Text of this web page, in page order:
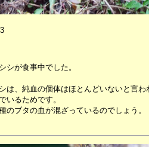
シが食事中でした。
は、純血の個体はほとんどいないと言わ
いるためです。
のブタの血が混ざっているのでしょう。